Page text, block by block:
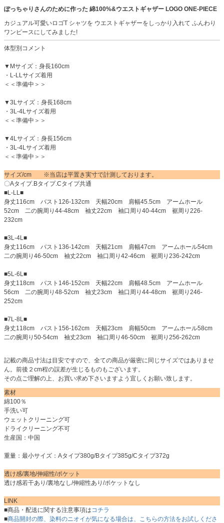
ぽっちゃりさんのために作った 綿100%&ウエストギャザー LOGO ONE-PIECE
カジュアル可愛いロゴT シャツを ウエストギャザーをしっかり入れて ふんわり
ワンピースにしてみました!
体型別コメント
▼Mサイズ：身長160cm
・L-LLサイズ着用
＜＜準備中＞＞
▼3Lサイズ：身長168cm
・3L-4Lサイズ着用
＜＜準備中＞＞
▼4Lサイズ：身長156cm
・3L-4Lサイズ着用
＜＜準備中＞＞
サイズ/cm ※当店は平置き実寸で計測しております。
〇Aタイプ.Bタイプ.Cタイプ共通
■L-LL■
身丈116cm バスト126-132cm 天幅20cm 肩幅45.5cm アームホール
52cm 二の腕周り44-48cm 袖丈22cm 袖口周り40-44cm 裾周り226-
232cm
■3L-4L■
身丈116cm バスト136-142cm 天幅21cm 肩幅47cm アームホール54cm
二の腕周り46-50cm 袖丈22cm 袖口周り42-46cm 裾周り236-242cm
■5L-6L■
身丈118cm バスト146-152cm 天幅22cm 肩幅48.5cm アームホール
56cm 二の腕周り48-52cm 袖丈23cm 袖口周り44-48cm 裾周り246-
252cm
■7L-8L■
身丈118cm バスト156-162cm 天幅23cm 肩幅50cm アームホール58cm
二の腕周り50-54cm 袖丈23cm 袖口周り46-50cm 裾周り256-262cm
記載の商品寸法は目安ですので、全ての商品が厳密に同じサイズではありませ
ん。前後２cm程の誤差が生じるものもございます。
その点ご理解の上、お買い求め下さいますよう宜しくお願い致します。
素材
綿100％
手洗い可
ウェットクリーニング可
ドライクリーニング不可
生産国：中国
重量：最小サイズ：Aタイプ380g/Bタイプ385g/Cタイプ372g
透け感/裏地/伸縮性/ポケット
透け感若干あり/裏地なし/伸縮性あり/ポケットなし
LINK
■商品・配送に関する注意事項は コチラ
■商品開封の際、染料のニオイが気になる場合は、こちらの方法をお試しくださ